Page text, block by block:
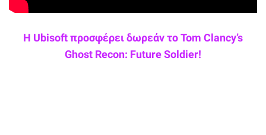
Η Ubisoft προσφέρει δωρεάν το Tom Clancy’s
Ghost Recon: Future Soldier!